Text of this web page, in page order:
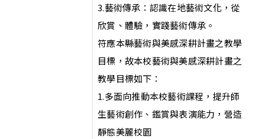
3.藝術傳承：認識在地藝術文化，從
欣賞、體驗，實踐藝術傳承。
符應本縣藝術與美感深耕計畫之教學
目標，故本校藝術與美感深耕計畫之
教學目標如下：
1.多面向推動本校藝術課程，提升師
生藝術創作、鑑賞與表演能力，營造
靜態美麗校園